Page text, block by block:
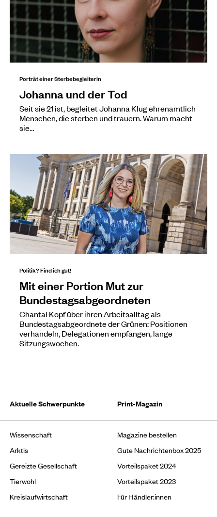
Porträt einer Sterbebegleiterin
Johanna und der Tod
Seit sie 21 ist, begleitet Johanna Klug ehrenamtlich
Menschen, die sterben und trauern. Warum macht
sie…
Politik? Find ich gut!
Mit einer Portion Mut zur
Bundestagsabgeordneten
Chantal Kopf über ihren Arbeitsalltag als
Bundestagsabgeordnete der Grünen: Positionen
verhandeln, Delegationen empfangen, lange
Sitzungswochen.
Aktuelle Schwerpunkte
Wissenschaft
Arktis
Gereizte Gesellschaft
Tierwohl
Kreislaufwirtschaft
Print-Magazin
Magazine bestellen
Gute Nachrichtenbox 2025
Vorteilspaket 2024
Vorteilspaket 2023
Für Händler:innen